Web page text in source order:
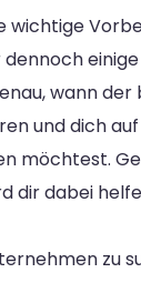
wichtige
wann
und dich
möchtest.
dabei
zu